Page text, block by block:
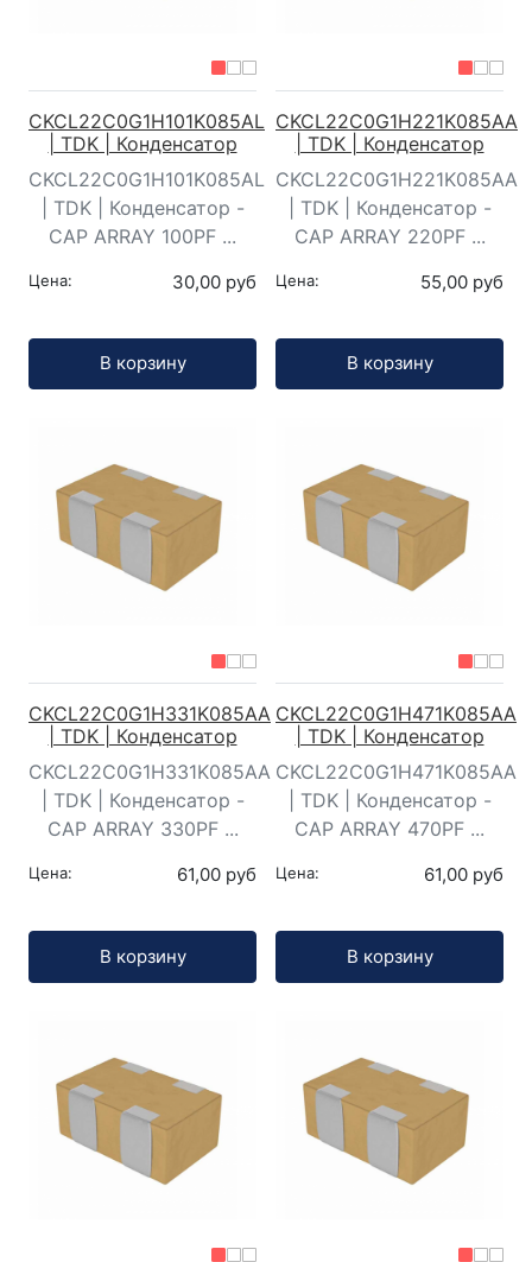
CKCL22C0G1H101K085AL
| TDK | Конденсатор
CKCL22C0G1H101K085AL
| TDK | Конденсатор -
CAP ARRAY 100PF ...
Цена: 30,00 руб
В корзину
CKCL22C0G1H221K085AA
| TDK | Конденсатор
CKCL22C0G1H221K085AA
| TDK | Конденсатор -
CAP ARRAY 220PF ...
Цена: 55,00 руб
В корзину
CKCL22C0G1H331K085AA
| TDK | Конденсатор
CKCL22C0G1H331K085AA
| TDK | Конденсатор -
CAP ARRAY 330PF ...
Цена: 61,00 руб
В корзину
CKCL22C0G1H471K085AA
| TDK | Конденсатор
CKCL22C0G1H471K085AA
| TDK | Конденсатор -
CAP ARRAY 470PF ...
Цена: 61,00 руб
В корзину